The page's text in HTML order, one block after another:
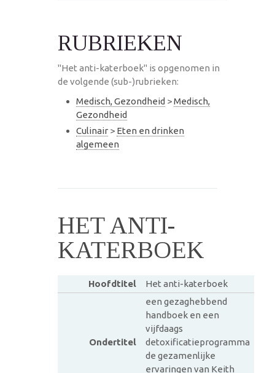
RUBRIEKEN
"Het anti-katerboek" is opgenomen in
de volgende (sub-)rubrieken:
Medisch, Gezondheid >Medisch,
Gezondheid
Culinair > Eten en drinken
algemeen
HET ANTI-
KATERBOEK
Hoofdtitel Het anti-katerboek
Ondertitel
een gezaghebbend
handboek en een
vijfdaags
detoxificatieprogramma
de gezamenlijke
ervaringen van Keith